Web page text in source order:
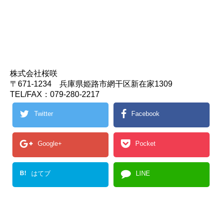
株式会社桜咲
〒671-1234 兵庫県姫路市網干区新在家1309
TEL/FAX：079-280-2217
Twitter Facebook
Google+ Pocket
B! はてブ LINE